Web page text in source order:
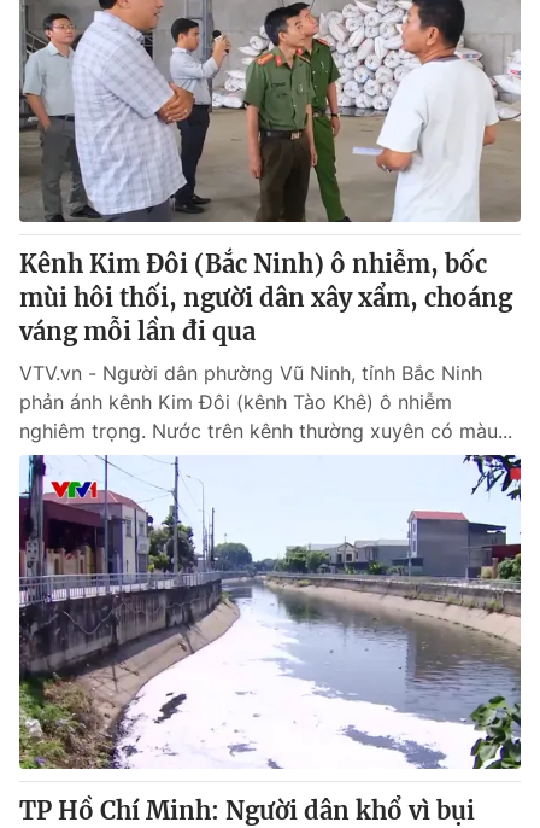
Theo dõi báo trên
Cơ quan chủ quản:Đài Truyền hình Việt Nam
Cơ quan báo chí:
Thời báo VTV
Giấy phép hoạt động báo in và báo điện tử số 483/GP-BTTTT
cấp ngày 29/12/2023
Tổng Biên tập:Vũ Thanh Thủy
Phó Tổng Biên tập:Nguyễn Thị Mỹ Hạnh, Phạm Quốc Thắng,
Nguyễn Trọng Ninh
Tổng đài VTV: 024.38 355 931 - 024.38 355 932
Ðiện thoại Thời báo VTV:
024.66 897 897
Email: toasoan@vtv.vn
Liên hệ quảng cáo:024-7300.7108
® Cấm sao chép dưới mọi hình thức nếu không có sự chấp
thuận bằng văn bản. Ghi rõ nguồn VTV.vn khi phát hành lại
thông tin từ website này.
Kênh Kim Đôi (Bắc Ninh) ô nhiễm, bốc
mùi hôi thối, người dân xây xẩm, choáng
váng mỗi lần đi qua
VTV.vn - Người dân phường Vũ Ninh, tỉnh Bắc Ninh
phản ánh kênh Kim Đôi (kênh Tào Khê) ô nhiễm
nghiêm trọng. Nước trên kênh thường xuyên có màu...
TP Hồ Chí Minh: Người dân khổ vì bụi